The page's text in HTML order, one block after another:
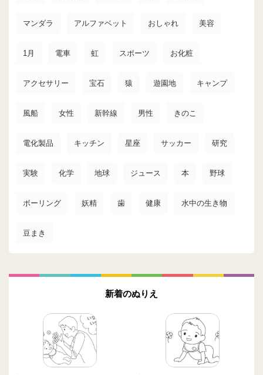
マンダラ アルファベット おしゃれ 美容
1月 電車 虹 スポーツ お化粧
アクセサリー 宝石 猿 遊園地 キャンプ
風船 女性 新幹線 男性 きのこ
電化製品 キッチン 星座 サッカー 研究
実験 化学 地球 ジュース 本 野球
ボーリング 妖精 歯 健康 水中の生き物
豆まき
新着のぬりえ